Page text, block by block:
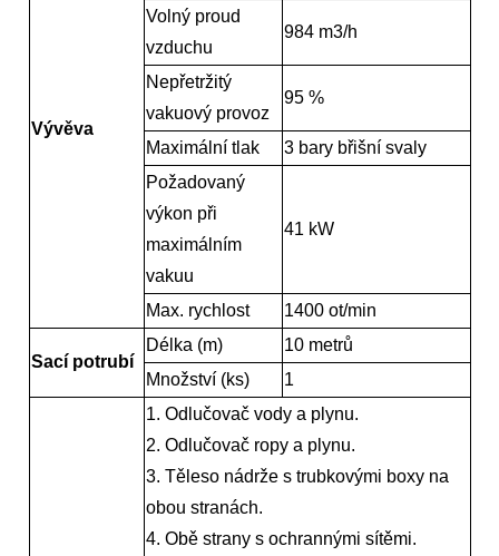
Vývěva
Volný proud
vzduchu
984 m3/h
Nepřetržitý
vakuový provoz
95 %
Maximální tlak
3 bary břišní svaly
Požadovaný
výkon při
maximálním
vakuu
41 kW
Max. rychlost 1400 ot/min
Sací potrubí
Délka (m)
10 metrů
Množství (ks)
1
1. Odlučovač vody a plynu.
2. Odlučovač ropy a plynu.
3. Těleso nádrže s trubkovými boxy na
obou stranách.
4. Obě strany s ochrannými sítěmi.